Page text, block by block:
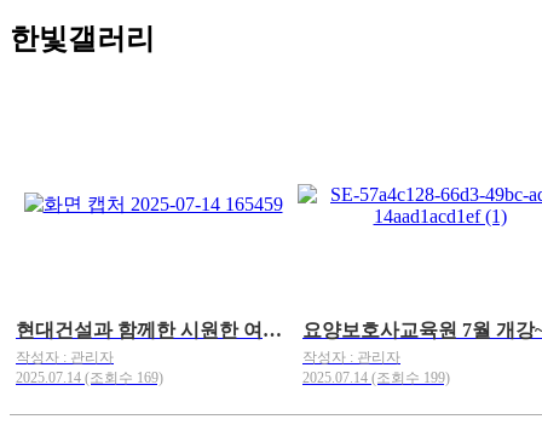
한빛갤러리
현대건설과 함께한 시원한 여름나기 물품 지원
작성자 : 관리자
2025.07.14 (조회수 169)
요양보호사교육원 7월 개강
작성자 : 관리자
2025.07.14 (조회수 199)